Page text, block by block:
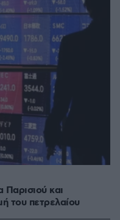
Παρισιού και
του πετρελαίου